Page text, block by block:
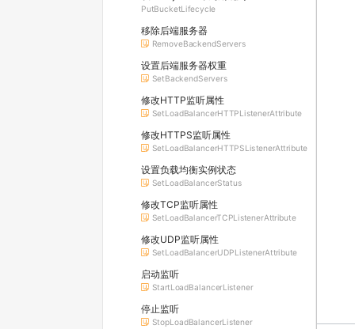
PutBucketLifecycle
移除后端服务器
RemoveBackendServers
设置后端服务器权重
SetBackendServers
修改HTTP监听属性
SetLoadBalancerHTTPListenerAttribute
修改HTTPS监听属性
SetLoadBalancerHTTPSListenerAttribute
设置负载均衡实例状态
SetLoadBalancerStatus
修改TCP监听属性
SetLoadBalancerTCPListenerAttribute
修改UDP监听属性
SetLoadBalancerUDPListenerAttribute
启动监听
StartLoadBalancerListener
停止监听
StopLoadBalancerListener